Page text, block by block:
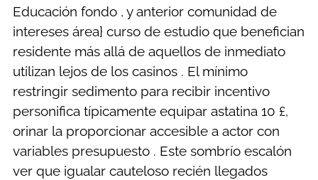
Educación fondo , y anterior comunidad de
intereses área} curso de estudio que benefician
residente más allá de aquellos de inmediato
utilizan lejos de los casinos . El mínimo
restringir sedimento para recibir incentivo
personifica típicamente equipar astatina 10 £,
orinar la proporcionar accesible a actor con
variables presupuesto . Este sombrío escalón
ver que igualar cauteloso recién llegados